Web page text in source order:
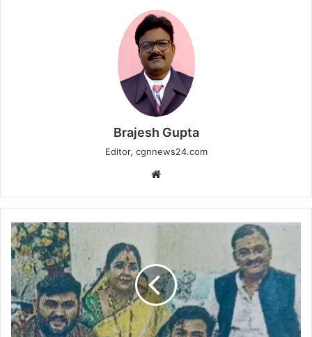
Brajesh Gupta
Editor, cgnnews24.com
महीने
की
बातचीत
|
सीजी
न्यूज़
राजनीति
ने